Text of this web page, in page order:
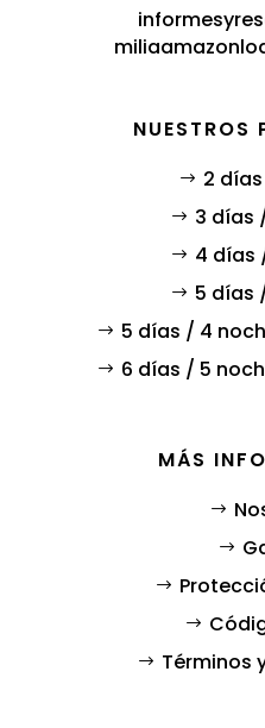
NUESTROS
2
3 días
4 días
5 días
5 días / 4
6 días / 5
MÁS
Términos